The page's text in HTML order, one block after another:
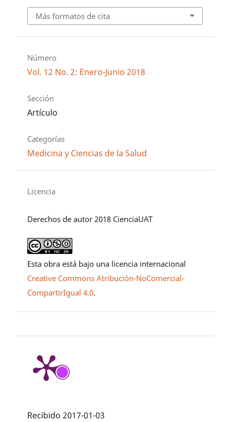
Más formatos de cita
Número
Vol. 12 No. 2: Enero-Junio 2018
Sección
Artículo
Categorías
Medicina y Ciencias de la Salud
Licencia
Derechos de autor 2018 CienciaUAT
Esta obra está bajo una licencia internacional
Creative Commons Atribución-NoComercial-
CompartirIgual 4.0.
Recibido 2017-01-03